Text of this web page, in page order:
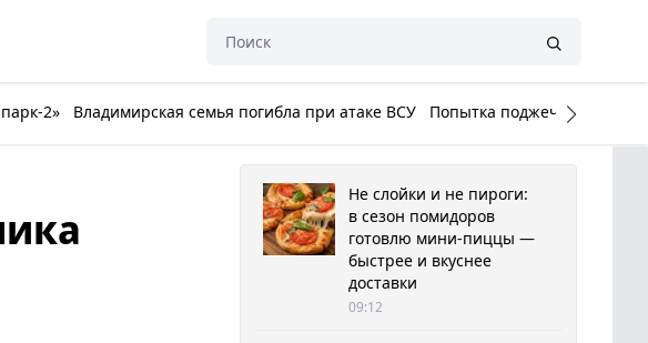
2» Владимирская семья погибла при атаке ВСУ Попытка поджечь Белый
Не слойки и не пироги:
в сезон помидоров
готовлю мини-пиццы —
быстрее и вкуснее
доставки
09:12